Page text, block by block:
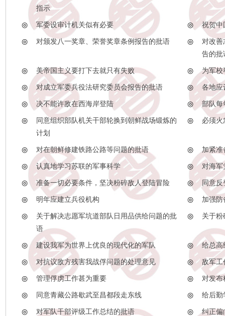
指示
◎ 军委设审计机关似有必要 ◎ 祝贺中
◎ 对颁发八一奖章、荣誉奖章条例报告的批语 ◎
对改
告的批
◎ 美帝国主义要打下去就只有失败 ◎ 为军校
◎ 对成立军委兵役法研究委员会报告的批语 ◎ 各地应
◎ 决不能许敌在西海岸登陆 ◎ 部队每
◎
同意组织部队机关干部轮换到朝鲜战场锻炼的
计划
◎ 必须火
◎ 对在朝鲜修建铁路公路等问题的批语 ◎ 加紧准
◎ 认真地学习苏联的军事科学 ◎ 对海军
◎ 准备一切必要条件，坚决粉碎敌人登陆冒险 ◎ 同意
◎ 明年应建立兵役机构 ◎ 加强防
◎
关于解决志愿军坑道部队日用品供给问题的批
语
◎ 关于粉
◎ 建设我军为世界上优良的现代化的军队 ◎ 给总高
◎ 对抗议敌方残害我战俘问题的处理意见 ◎ 敌军工
◎ 管理俘虏工作甚为重要 ◎ 对发
◎ 同意青藏公路歇武至昌都段走东线 ◎ 给后勤
◎ 对军队干部评级工作总结的批语 ◎ 纠正偏